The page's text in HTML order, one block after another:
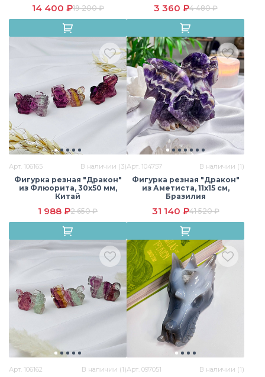
14 400 ₽19 200 ₽ 3 360 ₽4 480 ₽
Арт. 106165 В наличии (3)
Фигурка резная "Дракон"
из Флюорита, 30х50 мм,
Китай
1 988 ₽2 650 ₽
Арт. 104757 В наличии (1)
Фигурка резная "Дракон"
из Аметиста, 11х15 см,
Бразилия
31 140 ₽41 520 ₽
Арт. 106162 В наличии (1)Арт. 097051 В наличии (1)